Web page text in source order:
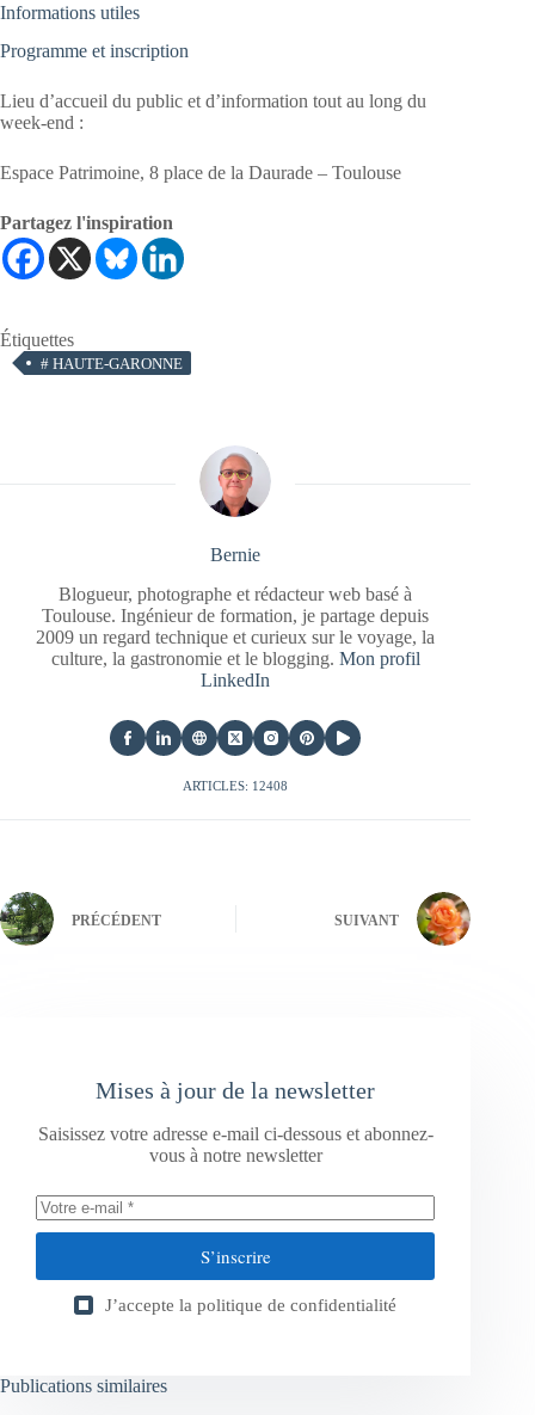
Informations utiles
Programme et inscription
Lieu d’accueil du public et d’information tout au long du
week-end :
Espace Patrimoine, 8 place de la Daurade – Toulouse
Partagez l'inspiration
Étiquettes
# HAUTE-GARONNE
Bernie
Blogueur, photographe et rédacteur web basé à
Toulouse. Ingénieur de formation, je partage depuis
2009 un regard technique et curieux sur le voyage, la
culture, la gastronomie et le blogging. Mon profil
LinkedIn
ARTICLES: 12408
PRÉCÉDENT SUIVANT
Mises à jour de la newsletter
Saisissez votre adresse e-mail ci-dessous et abonnez-
vous à notre newsletter
S’inscrire
J’accepte la politique de confidentialité
Publications similaires